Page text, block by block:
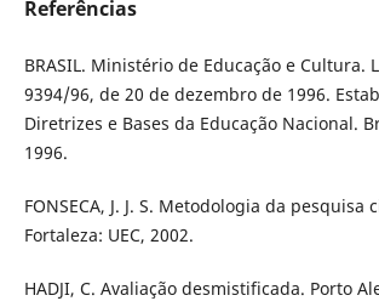
Referências
BRASIL. Ministério de Educação e Cultura.
9394/96, de 20 de dezembro de 1996.
Diretrizes e Bases da Educação Nacional.
1996.
FONSECA, J. J. S. Metodologia da pesquisa
Fortaleza: UEC, 2002.
HADJI, C. Avaliação desmistificada. Porto